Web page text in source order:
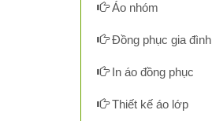
Áo nhóm
Đồng phục gia đình
In áo đồng phục
Thiết kế áo lớp